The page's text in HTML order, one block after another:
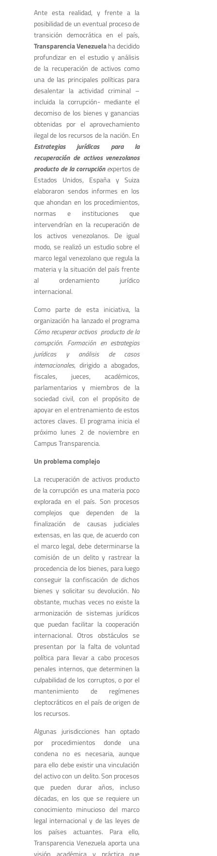
Ante esta realidad, y frente a la
posibilidad de un eventual proceso de
transición democrática en el país,
Transparencia Venezuelaha decidido
profundizar en el estudio y análisis
de la recuperación de activos como
una de las principales políticas para
desalentar la actividad criminal –
incluida la corrupción- mediante el
decomiso de los bienes y ganancias
obtenidas por el aprovechamiento
ilegal de los recursos de la nación. En
Estrategias jurídicas para la
recuperación de activos venezolanos
producto de la corrupciónexpertos de
Estados Unidos, España y Suiza
elaboraron sendos informes en los
que ahondan en los procedimientos,
normas e instituciones que
intervendrían en la recuperación de
los activos venezolanos. De igual
modo, se realizó un estudio sobre el
marco legal venezolano que regula la
materia y la situación del país frente
al ordenamiento jurídico
internacional.
Como parte de esta iniciativa, la
organización ha lanzado el programa
Cómo recuperar activos producto de la
corrupción. Formación en estrategias
jurídicas y análisis de casos
internacionales, dirigido a abogados,
fiscales, jueces, académicos,
parlamentarios y miembros de la
sociedad civil, con el propósito de
apoyar en el entrenamiento de estos
actores claves. El programa inicia el
próximo lunes 2 de noviembre en
Campus Transparencia.
Un problema complejo
La recuperación de activos producto
de la corrupción es una materia poco
explorada en el país. Son procesos
complejos que dependen de la
finalización de causas judiciales
extensas, en las que, de acuerdo con
el marco legal, debe determinarse la
comisión de un delito y rastrear la
procedencia de los bienes, para luego
conseguir la confiscación de dichos
bienes y solicitar su devolución. No
obstante, muchas veces no existe la
armonización de sistemas jurídicos
que puedan facilitar la cooperación
internacional. Otros obstáculos se
presentan por la falta de voluntad
política para llevar a cabo procesos
penales internos, que determinen la
culpabilidad de los corruptos, o por el
mantenimiento de regímenes
cleptocráticos en el país de origen de
los recursos.
Algunas jurisdicciones han optado
por procedimientos donde una
condena no es necesaria, aunque
para ello debe existir una vinculación
del activo con un delito. Son procesos
que pueden durar años, incluso
décadas, en los que se requiere un
conocimiento minucioso del marco
legal internacional y de las leyes de
los países actuantes. Para ello,
Transparencia Venezuela aporta una
visión académica y práctica que